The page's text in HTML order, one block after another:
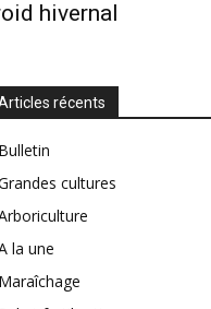
hivernal
récents
cultures
la une